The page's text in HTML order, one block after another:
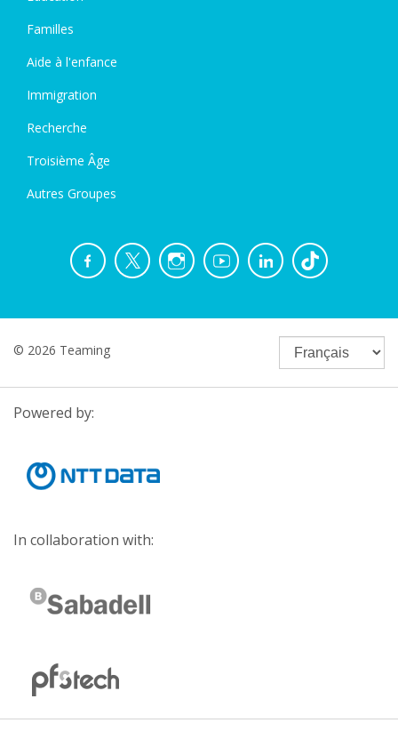
Familles
Aide à l'enfance
Immigration
Recherche
Troisième Âge
Autres Groupes
© 2026 Teaming
Powered by:
In collaboration with: